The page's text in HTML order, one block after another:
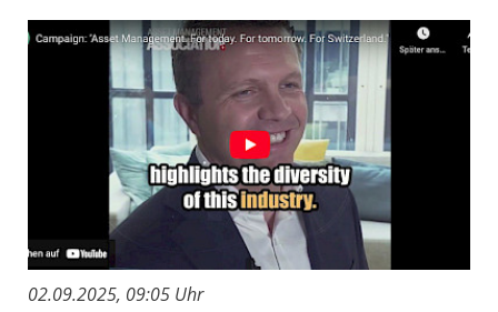
02.09.2025, 09:05 Uhr